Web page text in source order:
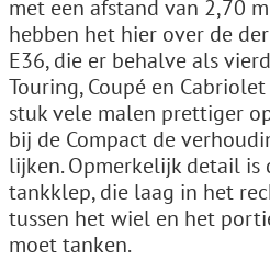
met een afstand van 2,70
hebben het hier over de
E36, die er behalve als
Touring, Coupé en
stuk vele malen prettiger
bij de Compact de
lijken. Opmerkelijk detail is
tankklep, die laag in het
tussen het wiel en het
moet tanken.